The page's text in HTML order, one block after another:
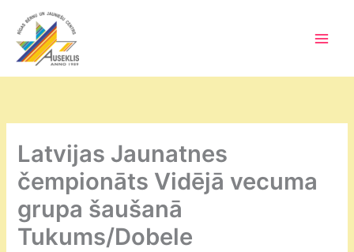
content
Latvijas Jaunatnes
čempionāts Vidējā vecuma
grupa šaušanā
Tukums/Dobele